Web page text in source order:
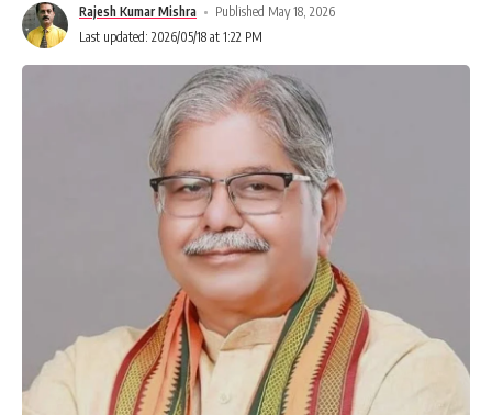
Last updated: 2026/05/18 at 1:22 PM
Rajesh Kumar Mishra Published May 18, 2026